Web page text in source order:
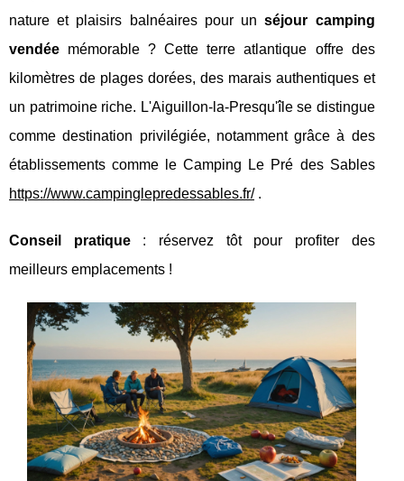
nature et plaisirs balnéaires pour unséjour camping
vendée mémorable ? Cette terre atlantique offre des
kilomètres de plages dorées, des marais authentiques et
un patrimoine riche. L'Aiguillon-la-Presqu'île se distingue
comme destination privilégiée, notamment grâce à des
établissements comme le Camping Le Pré des Sables
https://www.campinglepredessables.fr/.
Conseil pratique: réservez tôt pour profiter des
meilleurs emplacements !